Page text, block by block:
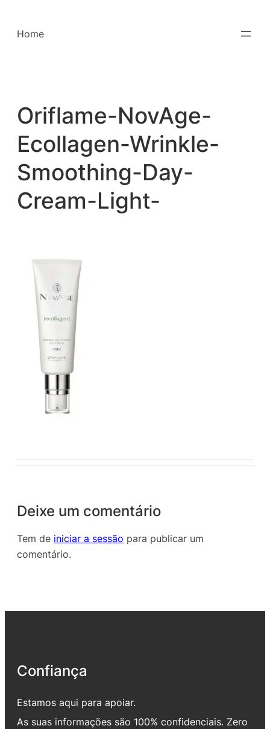
para
Home
Oriflame-NovAge-
Ecollagen-Wrinkle-
Smoothing-Day-
Cream-Light-
Deixe um comentário
Tem de iniciar a sessão para publicar um
comentário.
Confiança
Estamos aqui para apoiar.
As suas informações são 100% confidenciais. Zero